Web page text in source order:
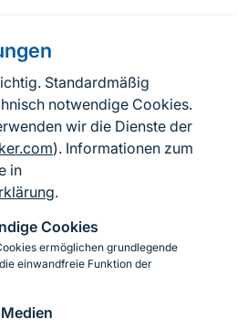
Standardmäßig
notwendige Cookies.
wir die Dienste der
). Informationen zum
in
.
Cookies
ermöglichen grundlegende
einwandfreie Funktion der
Seite
zum BfN
zur Barrierefreiheit
YouTubeLinkedIn